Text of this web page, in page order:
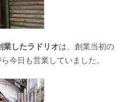
業したラドリオは、創業当初の
今日も営業していました。